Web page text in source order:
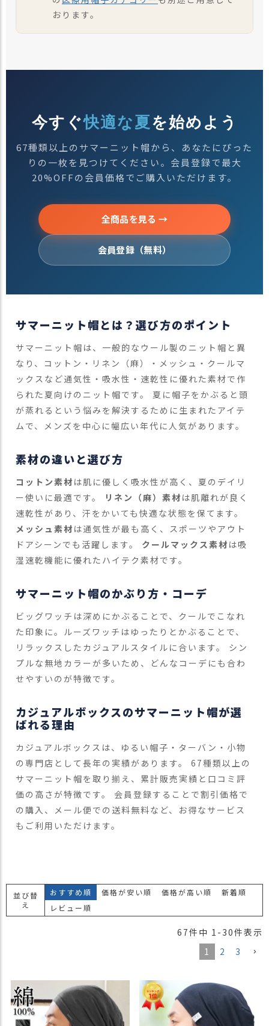
おります。
今すぐ快適な夏を始めよう
67種類以上のサマーニット帽から、あなたにぴった
りの一枚を見つけてください。会員登録で最大
20%OFFの会員価格でご購入いただけます。
全商品を見る →
会員登録（無料）
サマーニット帽とは？選び方のポイント
サマーニット帽は、一般的なウール製のニット帽と異
なり、コットン・リネン（麻）・メッシュ・クールマ
ックスなど通気性・吸水性・速乾性に優れた素材で作
られた夏向けのニット帽です。 夏に帽子をかぶると頭
が蒸れるという悩みを解決するために生まれたアイテ
ムで、メンズを中心に幅広い年代に人気があります。
素材の違いと選び方
コットン素材は肌に優しく吸水性が高く、夏のデイリ
ー使いに最適です。
リネン（麻）素材は肌離れが良く
速乾性があり、汗をかいても快適な状態を保てます。
メッシュ素材は通気性が最も高く、スポーツやアウト
ドアシーンでも活躍します。 クールマックス素材は吸
湿速乾機能に優れたハイテク素材です。
サマーニット帽のかぶり方・コーデ
ビッグワッチは深めにかぶることで、クールでこなれ
た印象に。ルーズワッチはゆったりとかぶることで、
リラックスしたカジュアルスタイルに合います。 シン
プルな無地カラーが多いため、どんなコーデにも合わ
せやすいのが特徴です。
カジュアルボックスのサマーニット帽が選
ばれる理由
カジュアルボックスは、ゆるい帽子・ターバン・小物
の専門店として長年の実績があります。 67種類以上の
サマーニット帽を取り揃え、累計販売実績と口コミ評
価の高さが特徴です。 会員登録することで割引価格で
の購入、メール便での送料無料など、お得なサービス
もご利用いただけます。
並び替
え
おすすめ順 価格が安い順 価格が高い順
新着順
レビュー順
67件中 1 - 30件表示
1
2 3